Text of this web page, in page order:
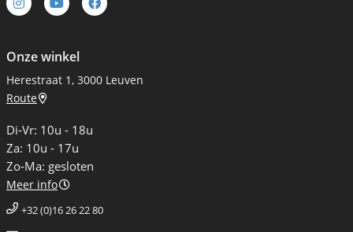
Onze winkel
Herestraat 1, 3000 Leuven
Route
Di-Vr: 10u - 18u
Za: 10u - 17u
Zo-Ma: gesloten
Meer info
+32 (0)16 26 22 80